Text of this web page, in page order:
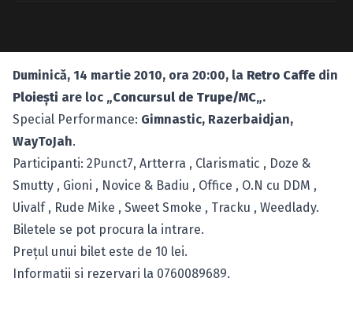
Duminică, 14 martie 2010, ora 20:00, la Retro Caffe din
Ploieşti are loc „Concursul de Trupe/MC„.
Special Performance: Gimnastic, Razerbaidjan,
WayToJah.
Participanti: 2Punct7, Artterra , Clarismatic , Doze &
Smutty , Gioni , Novice & Badiu , Office , O.N cu DDM ,
Uivalf , Rude Mike , Sweet Smoke , Tracku , Weedlady.
Biletele se pot procura la intrare.
Preţul unui bilet este de 10 lei.
Informatii si rezervari la 0760089689.